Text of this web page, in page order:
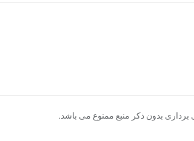
بدون ذکر منبع ممنوع می باشد.